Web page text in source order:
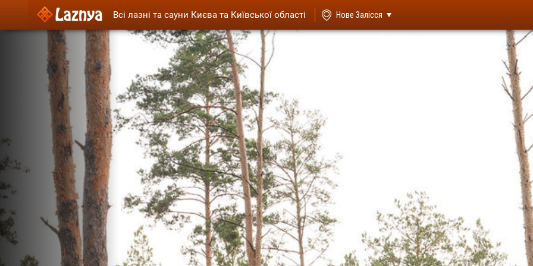
Всі лазні та сауни Києва та Київської області Нове Залісся